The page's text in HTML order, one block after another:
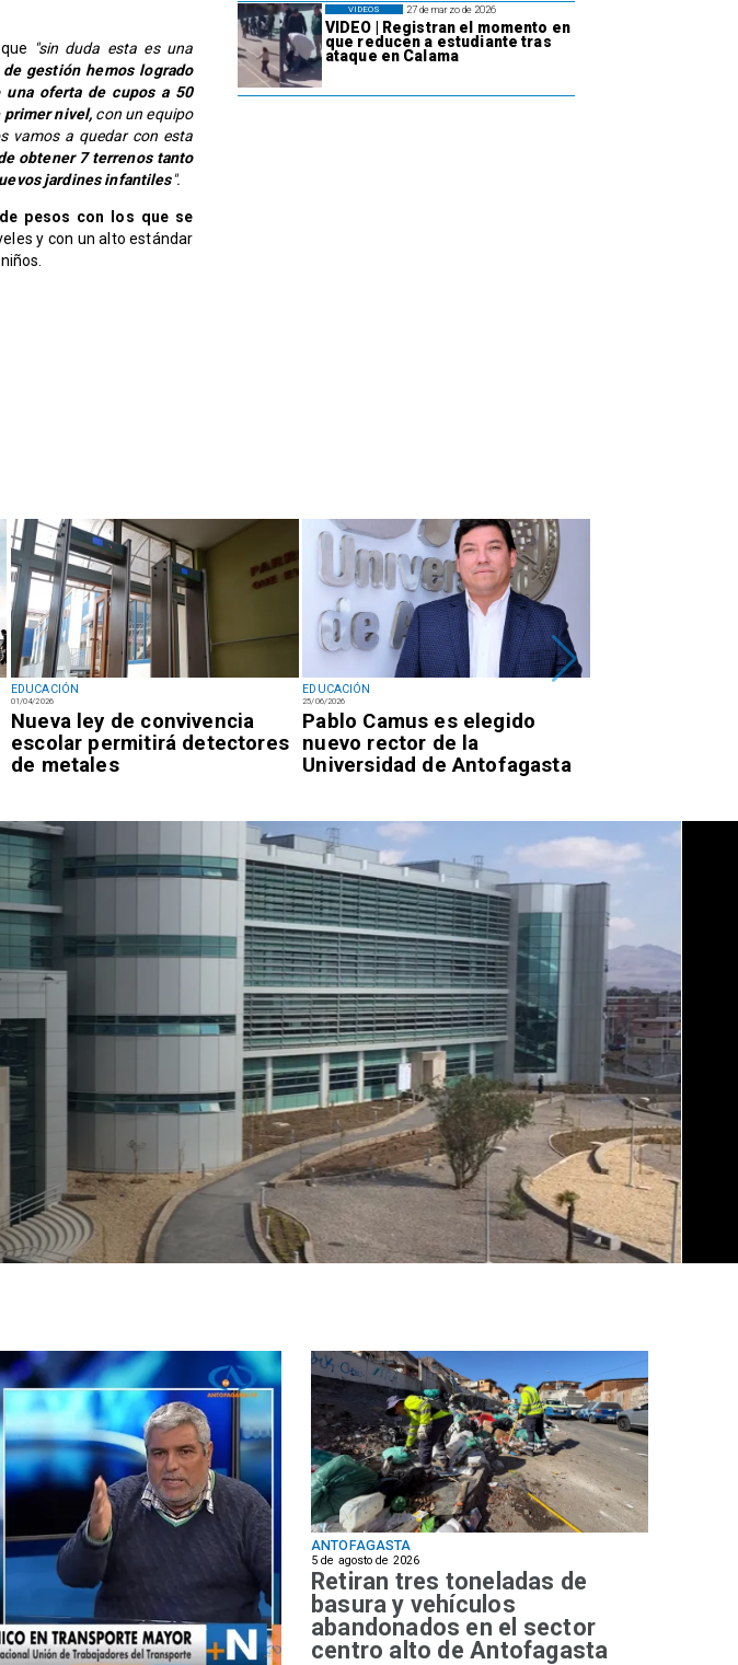
"sin duda esta es una
gestión hemos logrado
una oferta de cupos a 50
primer nivel, con un equipo
vamos a quedar con esta
obtener 7 terrenos tanto
jardines infantiles".
pesos con los que se
y con un alto estándar
27 de marzo de 2026
VIDEO | Registran el momento en
que reducen a estudiante tras
ataque en Calama
VIDEOS
EDUCACIÓN
01/04/2026
Nueva ley de convivencia
escolar permitirá detectores
de metales
EDUCACIÓN
25/06/2026
Pablo Camus es elegido
nuevo rector de la
Universidad de Antofagasta
ANTOFAGASTA
5 de agosto de 2026
Retiran tres toneladas de
basura y vehículos
abandonados en el sector
centro alto de Antofagasta